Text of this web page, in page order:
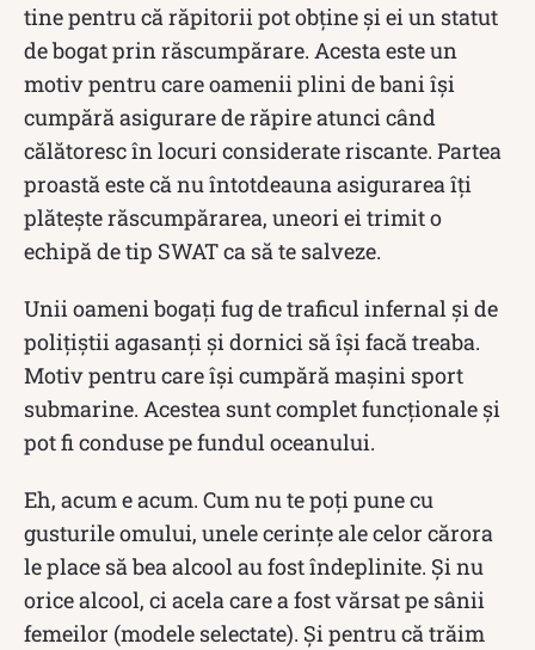
tine pentru că răpitorii pot obține și ei un statut
de bogat prin răscumpărare. Acesta este un
motiv pentru care oamenii plini de bani își
cumpără asigurare de răpire atunci când
călătoresc în locuri considerate riscante. Partea
proastă este că nu întotdeauna asigurarea îți
plătește răscumpărarea, uneori ei trimit o
echipă de tip SWAT ca să te salveze.
Unii oameni bogați fug de traficul infernal și de
polițiștii agasanți și dornici să își facă treaba.
Motiv pentru care își cumpără mașini sport
submarine. Acestea sunt complet funcționale și
pot fi conduse pe fundul oceanului.
Eh, acum e acum. Cum nu te poți pune cu
gusturile omului, unele cerințe ale celor cărora
le place să bea alcool au fost îndeplinite. Și nu
orice alcool, ci acela care a fost vărsat pe sânii
femeilor (modele selectate). Și pentru că trăim